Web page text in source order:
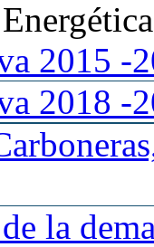
2015 -
2018 -
de la